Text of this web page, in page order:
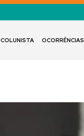
COLUNISTA OCORRÊNCIAS